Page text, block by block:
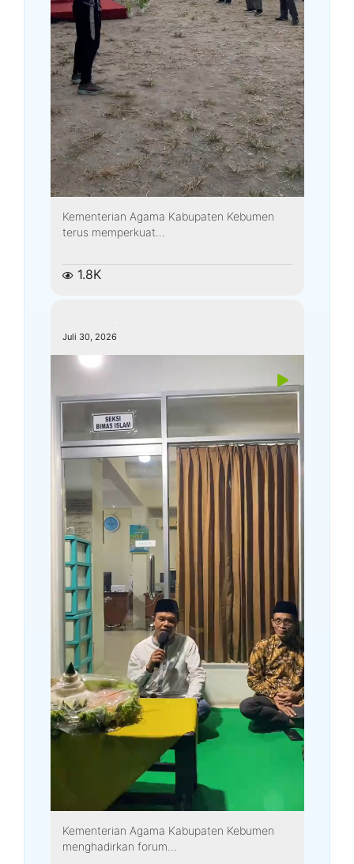
Kementerian Agama Kabupaten Kebumen
terus memperkuat...
1.8K
Juli 30, 2026
Kementerian Agama Kabupaten Kebumen
menghadirkan forum...